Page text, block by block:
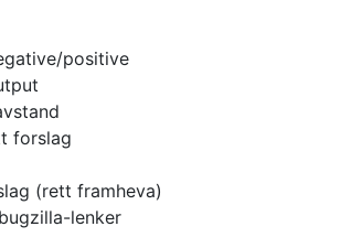
positive
forslag
(rett framheva)
lenker